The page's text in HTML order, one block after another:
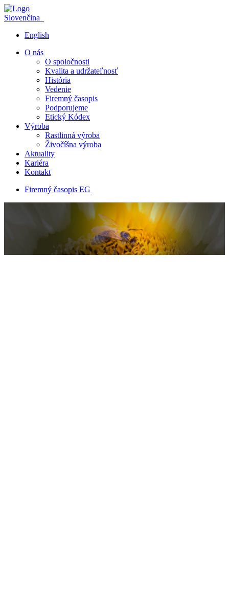
Slovenčina
English
O nás
O spoločnosti
Kvalita a udržateľnosť
História
Vedenie
Firemný časopis
Podporujeme
Etický Kódex
Výroba
Rastlinná výroba
Živočíšna výroba
Aktuality
Kariéra
Kontakt
Firemný časopis EG